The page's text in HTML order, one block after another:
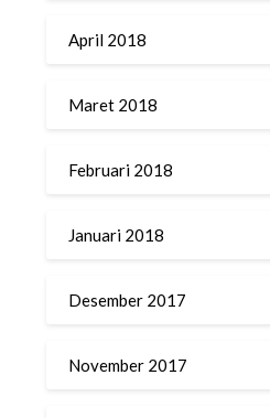
April 2018
Maret 2018
Februari 2018
Januari 2018
Desember 2017
November 2017